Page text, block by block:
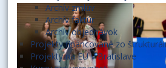
Archív zmlúv
Archív faktúr
Archív objednávok
Projekty financované zo
Projekty na EU v Bratislave